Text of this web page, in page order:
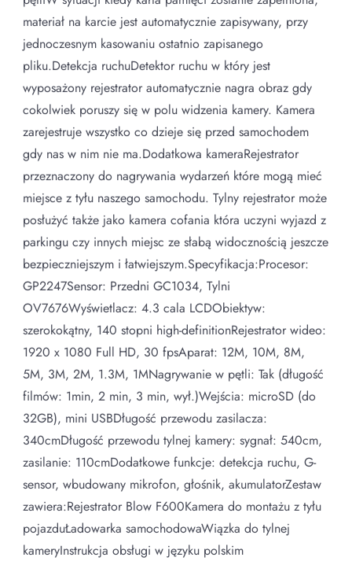
materiał na karcie jest automatycznie zapisywany, przy
jednoczesnym kasowaniu ostatnio zapisanego
pliku.Detekcja ruchuDetektor ruchu w który jest
wyposażony rejestrator automatycznie nagra obraz gdy
cokolwiek poruszy się w polu widzenia kamery. Kamera
zarejestruje wszystko co dzieje się przed samochodem
gdy nas w nim nie ma.Dodatkowa kameraRejestrator
przeznaczony do nagrywania wydarzeń które mogą mieć
miejsce z tyłu naszego samochodu. Tylny rejestrator może
posłużyć także jako kamera cofania która uczyni wyjazd z
parkingu czy innych miejsc ze słabą widocznością jeszcze
bezpieczniejszym i łatwiejszym.Specyfikacja:Procesor:
GP2247Sensor: Przedni GC1034, Tylni
OV7676Wyświetlacz: 4.3 cala LCDObiektyw:
szerokokątny, 140 stopni high-definitionRejestrator wideo:
1920 x 1080 Full HD, 30 fpsAparat: 12M, 10M, 8M,
5M, 3M, 2M, 1.3M, 1MNagrywanie w pętli: Tak (długość
filmów: 1min, 2 min, 3 min, wył.)Wejścia: microSD (do
32GB), mini USBDługość przewodu zasilacza:
340cmDługość przewodu tylnej kamery: sygnał: 540cm,
zasilanie: 110cmDodatkowe funkcje: detekcja ruchu, G-
sensor, wbudowany mikrofon, głośnik, akumulatorZestaw
zawiera:Rejestrator Blow F600Kamera do montażu z tyłu
pojazduŁadowarka samochodowaWiązka do tylnej
kameryInstrukcja obsługi w języku polskim